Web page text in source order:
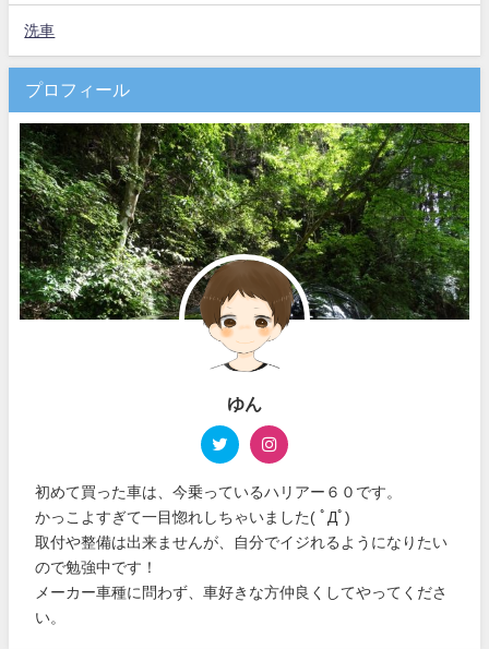
洗車
プロフィール
ゆん
初めて買った車は、今乗っているハリアー６０です。
かっこよすぎて一目惚れしちゃいました( ﾟДﾟ)
取付や整備は出来ませんが、自分でイジれるようになりたい
ので勉強中です！
メーカー車種に問わず、車好きな方仲良くしてやってくださ
い。